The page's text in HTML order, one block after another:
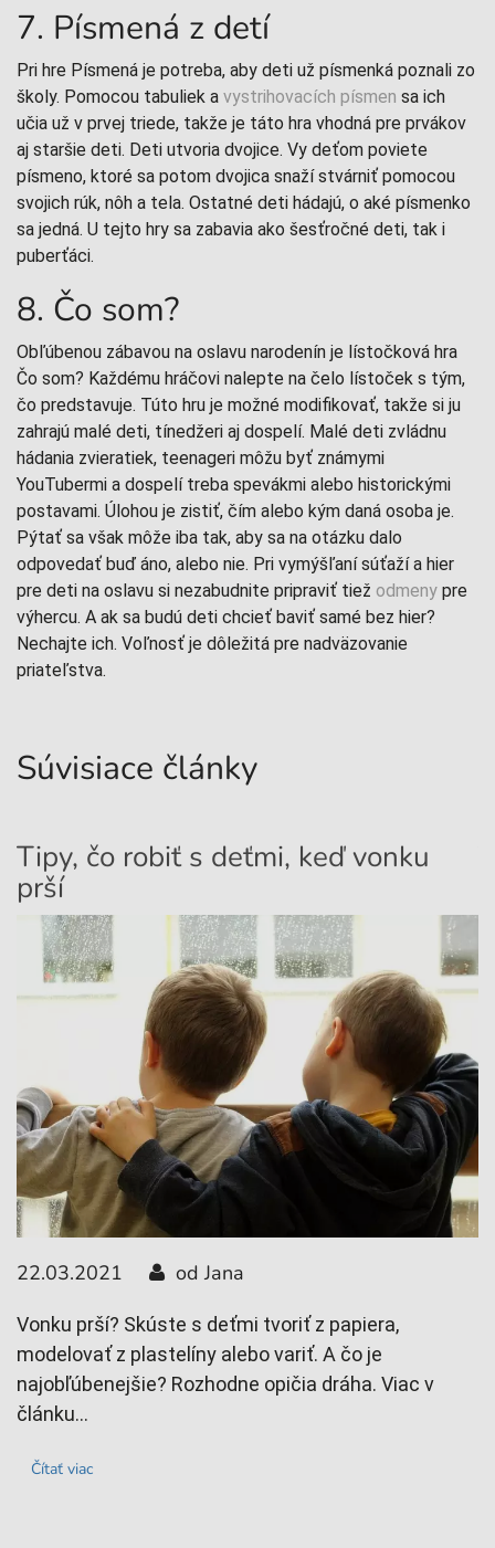
7. Písmená z detí
Pri hre Písmená je potreba, aby deti už písmenká poznali zo
školy. Pomocou tabuliek a vystrihovacích písmen sa ich
učia už v prvej triede, takže je táto hra vhodná pre prvákov
aj staršie deti. Deti utvoria dvojice. Vy deťom poviete
písmeno, ktoré sa potom dvojica snaží stvárniť pomocou
svojich rúk, nôh a tela. Ostatné deti hádajú, o aké písmenko
sa jedná. U tejto hry sa zabavia ako šesťročné deti, tak i
puberťáci.
8. Čo som?
Obľúbenou zábavou na oslavu narodenín je lístočková hra
Čo som? Každému hráčovi nalepte na čelo lístoček s tým,
čo predstavuje. Túto hru je možné modifikovať, takže si ju
zahrajú malé deti, tínedžeri aj dospelí. Malé deti zvládnu
hádania zvieratiek, teenageri môžu byť známymi
YouTubermi a dospelí treba spevákmi alebo historickými
postavami. Úlohou je zistiť, čím alebo kým daná osoba je.
Pýtať sa však môže iba tak, aby sa na otázku dalo
odpovedať buď áno, alebo nie. Pri vymýšľaní súťaží a hier
pre deti na oslavu si nezabudnite pripraviť tiež odmeny pre
výhercu. A ak sa budú deti chcieť baviť samé bez hier?
Nechajte ich. Voľnosť je dôležitá pre nadväzovanie
priateľstva.
Súvisiace články
Tipy, čo robiť s deťmi, keď vonku
prší
22.03.2021 od Jana
Vonku prší? Skúste s deťmi tvoriť z papiera,
modelovať z plastelíny alebo variť. A čo je
najobľúbenejšie? Rozhodne opičia dráha. Viac v
článku...
Čítať viac